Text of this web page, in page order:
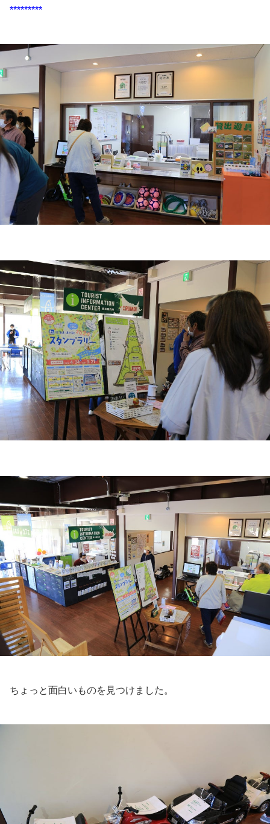
*********
ちょっと面白いものを見つけました。